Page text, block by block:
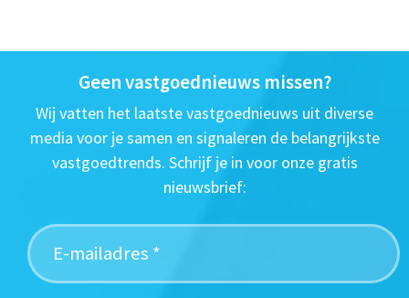
Geen vastgoednieuws missen?
Wij vatten het laatste vastgoednieuws uit diverse
media voor je samen en signaleren de belangrijkste
vastgoedtrends. Schrijf je in voor onze gratis
nieuwsbrief: